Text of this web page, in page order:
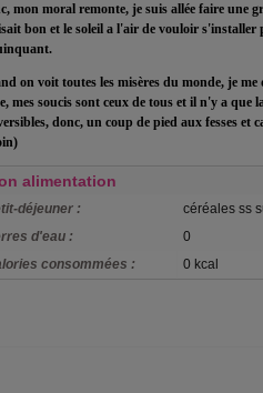
mon moral remonte, je suis allée faire une
bon et le soleil a l'air de vouloir s'installer
on voit toutes les misères du monde, je
mes soucis sont ceux de tous et il n'y a que
donc, un coup de pied aux fesses
alimentation
déjeuner :
céréales ss
d'eau :
0
consommées :
0 kcal